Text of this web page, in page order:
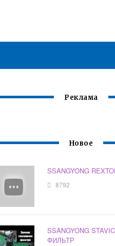
Реклама
Новое
SSANGYONG
8792
SSANGYONG
ФИЛЬТР